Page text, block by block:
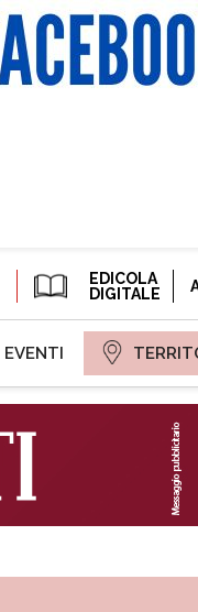
EDICOLA
DIGITALE
EVENTI